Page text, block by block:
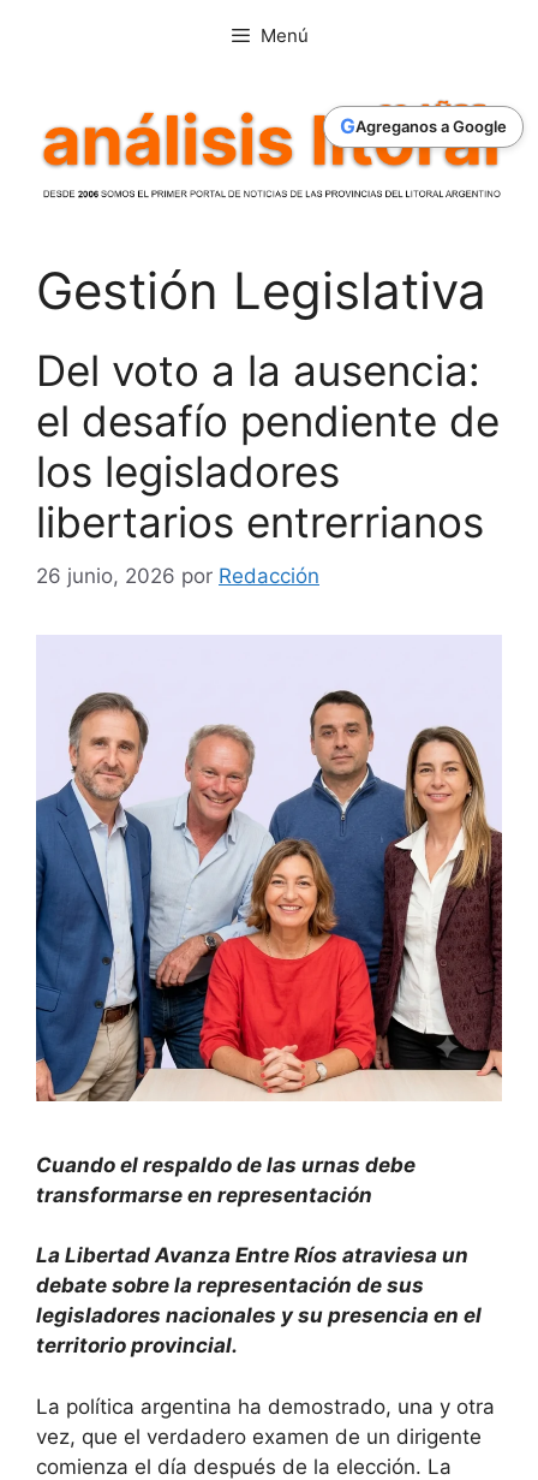
GAgreganos a Google
Menú
Gestión Legislativa
Del voto a la ausencia:
el desafío pendiente de
los legisladores
libertarios entrerrianos
26 junio, 2026 por Redacción
Cuando el respaldo de las urnas debe
transformarse en representación
La Libertad Avanza Entre Ríos atraviesa un
debate sobre la representación de sus
legisladores nacionales y su presencia en el
territorio provincial.
La política argentina ha demostrado, una y otra
vez, que el verdadero examen de un dirigente
comienza el día después de la elección. La